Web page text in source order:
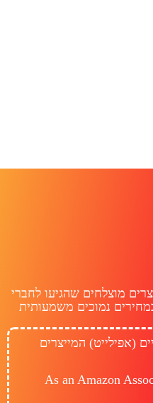
מוצלחים שהגיעו לחברי
נמוכים משמעותית
(אפילייט) המייצרים
As an Amazon